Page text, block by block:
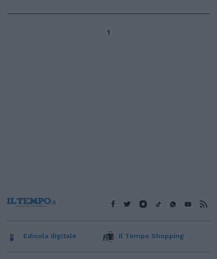
1
Edicola digitale Il Tempo Shopping